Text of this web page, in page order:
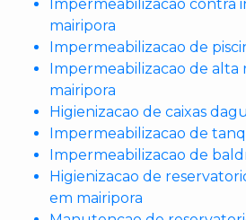
Impermeabilizacao contra
mairipora
Impermeabilizacao de
Impermeabilizacao de alta
mairipora
Higienizacao de caixas
Impermeabilizacao de
Impermeabilizacao de
Higienizacao de
em mairipora